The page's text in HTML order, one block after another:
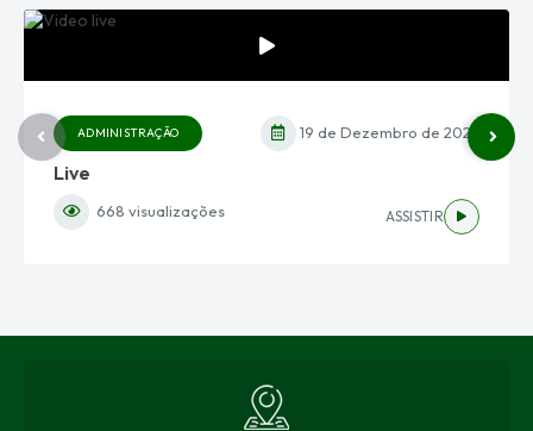
ADMINISTRAÇÃO 19 de Dezembro de 2025
Live
668 visualizações ASSISTIR